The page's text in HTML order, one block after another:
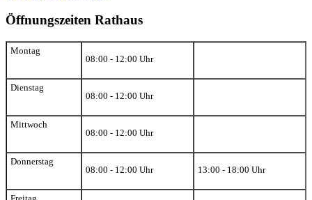
Öffnungszeiten Rathaus
Montag
08:00 - 12:00 Uhr
Dienstag
08:00 - 12:00 Uhr
Mittwoch
08:00 - 12:00 Uhr
Donnerstag
08:00 - 12:00 Uhr
13:00 - 18:00 Uhr